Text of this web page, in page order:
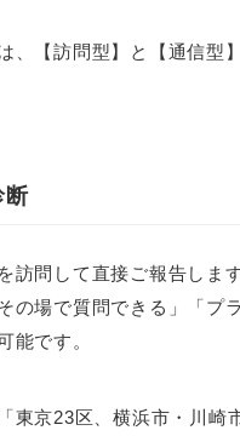
、【訪問型】と【通信型
断
訪問して直接ご報告しま
の場で質問できる」「プ
能です。
東京23区、横浜市・川崎